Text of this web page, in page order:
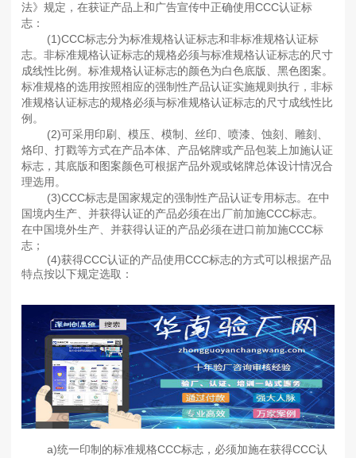
法》规定，在获证产品上和广告宣传中正确使用CCC认证标
志：
(1)CCC标志分为标准规格认证标志和非标准规格认证标
志。非标准规格认证标志的规格必须与标准规格认证标志的尺寸
成线性比例。标准规格认证标志的颜色为白色底版、黑色图案。
标准规格的选用按照相应的强制性产品认证实施规则执行，非标
准规格认证标志的规格必须与标准规格认证标志的尺寸成线性比
例。
(2)可采用印刷、模压、模制、丝印、喷漆、蚀刻、雕刻、
烙印、打戳等方式在产品本体、产品铭牌或产品包装上加施认证
标志，其底版和图案颜色可根据产品外观或铭牌总体设计情况合
理选用。
(3)CCC标志是国家规定的强制性产品认证专用标志。在中
国境内生产、并获得认证的产品必须在出厂前加施CCC标志。
在中国境外生产、并获得认证的产品必须在进口前加施CCC标
志；
(4)获得CCC认证的产品使用CCC标志的方式可以根据产品
特点按以下规定选取：
a)统一印制的标准规格CCC标志，必须加施在获得CCC认